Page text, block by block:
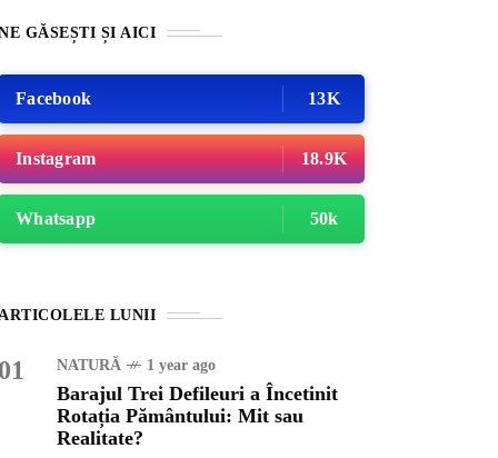
GĂSEȘTI ȘI AICI
Facebook 13K
Instagram 18.9K
Whatsapp 50k
LUNII
01 NATURĂ 1 year ago
Barajul Trei Defileuri a Încetinit
Rotația Pământului: Mit sau
Realitate?
Rotația Pământului:
sau Realitate?
2 years ago